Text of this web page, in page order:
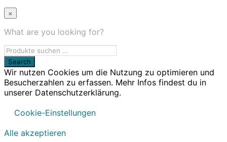
×
What are you looking for?
Wir nutzen Cookies um die Nutzung zu optimieren und
Besucherzahlen zu erfassen. Mehr Infos findest du in
unserer Datenschutzerklärung.
Cookie-Einstellungen
Alle akzeptieren